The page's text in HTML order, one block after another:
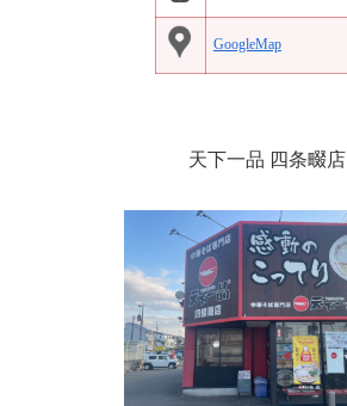
GoogleMap
天下一品 四条畷店